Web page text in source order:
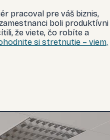
pracoval pre váš biznis,
boli produktívni
že viete, čo robíte a
si stretnutie – viem,